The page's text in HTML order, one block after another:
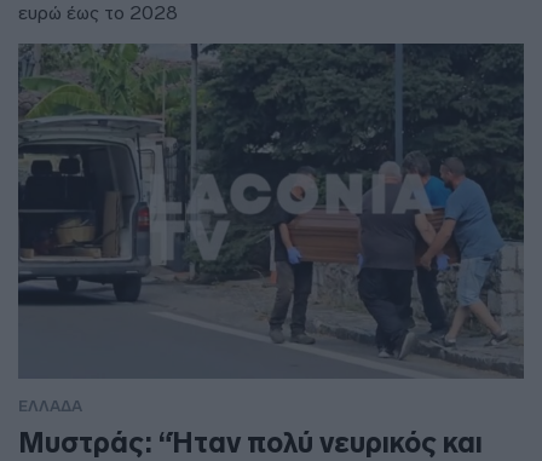
ευρώ έως το 2028
ΕΛΛΑΔΑ
Μυστράς: “Ήταν πολύ νευρικός και